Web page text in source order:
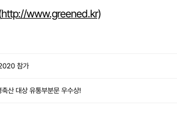
http://www.greened.kr)
참가
산 대상 유통부분문 우수상!